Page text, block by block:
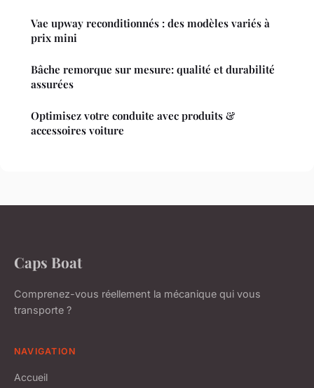
Vae upway reconditionnés : des modèles variés à
prix mini
Bâche remorque sur mesure: qualité et durabilité
assurées
Optimisez votre conduite avec produits &
accessoires voiture
Caps Boat
Comprenez-vous réellement la mécanique qui vous
transporte ?
NAVIGATION
Accueil